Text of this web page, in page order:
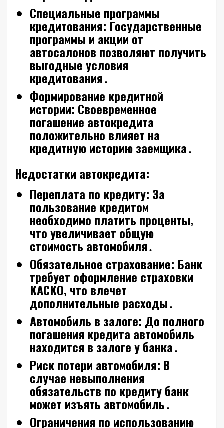
Специальные программы
кредитования: Государственные
программы и акции от
автосалонов позволяют получить
выгодные условия
кредитования․
Формирование кредитной
истории: Своевременное
погашение автокредита
положительно влияет на
кредитную историю заемщика․
Недостатки автокредита:
Переплата по кредиту: За
пользование кредитом
необходимо платить проценты‚
что увеличивает общую
стоимость автомобиля․
Обязательное страхование: Банк
требует оформление страховки
КАСКО‚ что влечет
дополнительные расходы․
Автомобиль в залоге: До полного
погашения кредита автомобиль
находится в залоге у банка․
Риск потери автомобиля: В
случае невыполнения
обязательств по кредиту банк
может изъять автомобиль․
Ограничения по использованию